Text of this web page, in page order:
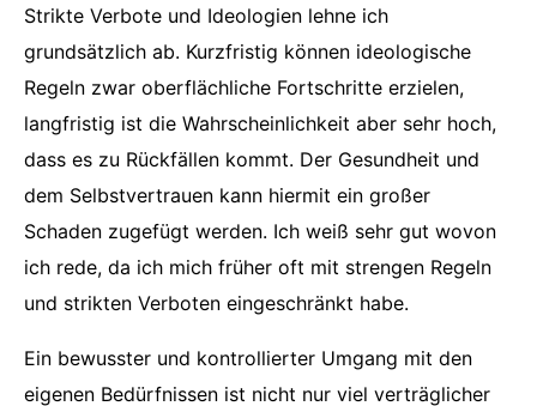
Strikte Verbote und Ideologien lehne ich
grundsätzlich ab. Kurzfristig können ideologische
Regeln zwar oberflächliche Fortschritte erzielen,
langfristig ist die Wahrscheinlichkeit aber sehr hoch,
dass es zu Rückfällen kommt. Der Gesundheit und
dem Selbstvertrauen kann hiermit ein großer
Schaden zugefügt werden. Ich weiß sehr gut wovon
ich rede, da ich mich früher oft mit strengen Regeln
und strikten Verboten eingeschränkt habe.
Ein bewusster und kontrollierter Umgang mit den
eigenen Bedürfnissen ist nicht nur viel verträglicher